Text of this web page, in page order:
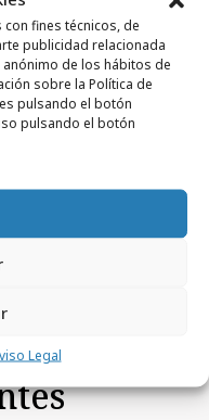
fines técnicos, de
publicidad relacionada
de los hábitos de
sobre la Política de
pulsando el botón
pulsando el botón
Legal
del marketing
digital continua